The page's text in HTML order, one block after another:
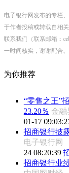
电子银行网发布的专栏
于作者投稿或转载自相
联系我们（联系邮箱：
一时间核实，谢谢配合。
为你推荐
“零售之王”
23.20％ 金
01-17
招商银行披
电子银行网
24 08:20:39
招商银行业